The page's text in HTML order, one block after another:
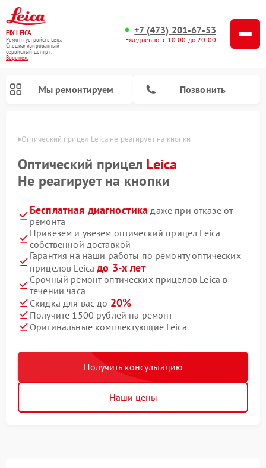
FIX-LEICA
Ремонт устройств Leica
Специализированный
cервисный центр г.
Воронеж
+7 (473) 201-67-53
Ежедневно, с 10:00 до 20:00
Мы ремонтируем Позвонить
Оптический прицел Leica не реагирует на кнопки
Оптический прицел Leica
Не реагирует на кнопки
Бесплатная диагностика даже при отказе от
ремонта
Привезем и увезем оптический прицел Leica
собственной доставкой
Гарантия на наши работы по ремонту оптических
прицелов Leicaдо 3-х лет
Срочный ремонт оптических прицелов Leica в
течении часа
Скидка для вас до 20%
Получите 1500 рублей на ремонт
Оригинальные комплектующие Leica
Получить консультацию
Наши цены